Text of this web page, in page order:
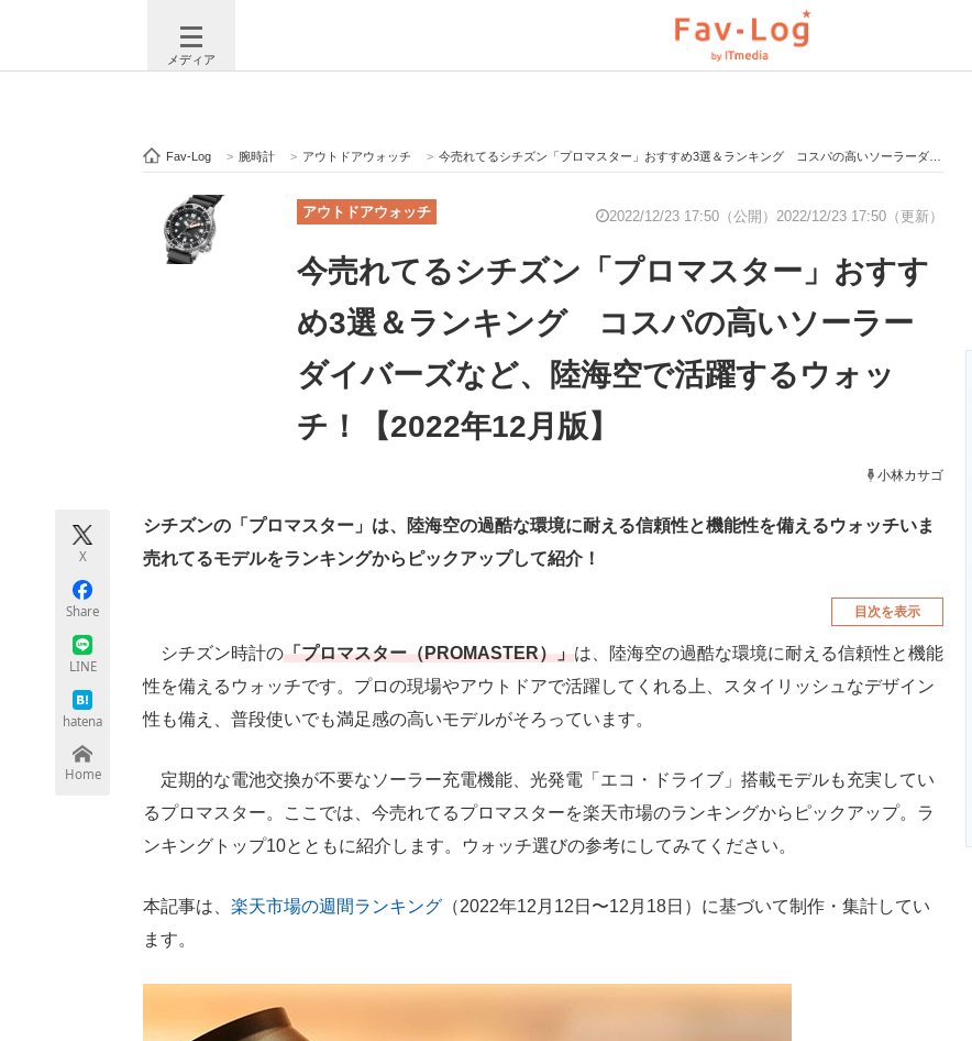
メディア
注目記事を集めた総合ページ ITの今と未来を見通す スマホと通信の最新トレンド 進化するPCと
ビジネスと働き方のヒント AI活用のいまが分かる 企業ITのトレンドを詳説 経営リーダー
ITエンジニア向け専門サイト 企業向けIT製品の総合サイト IT製品の技術・比較・事例
エネルギー
Fav-Log > 腕時計 > アウトドアウォッチ > 今売れてるシチズン「プロマスター」おすすめ3選＆ランキング コスパの高いソーラーダイバーズなど、陸海空で活躍するウォッチ！【2022年12月版】
アウトドアウォッチ 2022/12/23 17:50（公開） 2022/12/23 17:50（更新）
今売れてるシチズン「プロマスター」おすす
め3選＆ランキング コスパの高いソーラー
ダイバーズなど、陸海空で活躍するウォッ
チ！【2022年12月版】
小林カサゴ
X
Share
LINE
hatena
Home
シチズンの「プロマスター」は、陸海空の過酷な環境に耐える信頼性と機能性を備えるウォッチいま
売れてるモデルをランキングからピックアップして紹介！
目次を表示
シチズン時計の「プロマスター（PROMASTER）」は、陸海空の過酷な環境に耐える信頼性と機能
性を備えるウォッチです。プロの現場やアウトドアで活躍してくれる上、スタイリッシュなデザイン
性も備え、普段使いでも満足感の高いモデルがそろっています。
定期的な電池交換が不要なソーラー充電機能、光発電「エコ・ドライブ」搭載モデルも充実してい
るプロマスター。ここでは、今売れてるプロマスターを楽天市場のランキングからピックアップ。ラ
ンキングトップ10とともに紹介します。ウォッチ選びの参考にしてみてください。
本記事は、 楽天市場の週間ランキング （2022年12月12日〜12月18日）に基づいて制作・集計してい
ます。